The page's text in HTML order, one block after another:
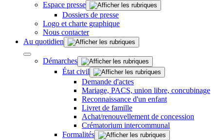
Espace presse
Dossiers de presse
Logo et charte graphique
Nous contacter
Au quotidien
Démarches
État civil
Demande d'actes
Mariage, PACS, union libre, concubinage
Reconnaissance d'un enfant
Livret de famille
Achat/renouvellement de concession
Crématorium intercommunal
Formalités